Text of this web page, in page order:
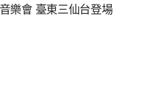
樂會 臺東三仙台登場